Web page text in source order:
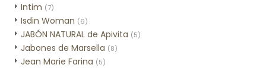
Intim (7)
Isdin Woman (6)
JABÓN NATURAL de Apivita (5)
Jabones de Marsella (8)
Jean Marie Farina (5)